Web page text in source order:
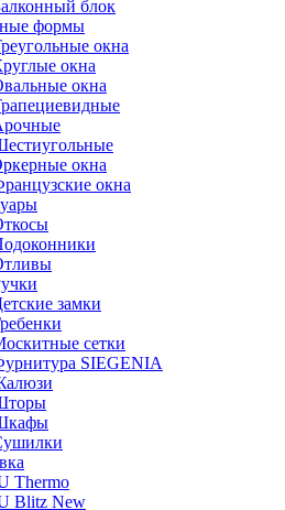
блок
формы
окна
окна
окна
окна
окна
замки
сетки
SIEGENIA
Thermo
Blitz New